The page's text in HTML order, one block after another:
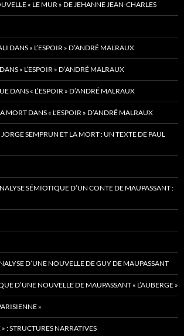
« LE MUR » DE JEHANNE JEAN-CHARLES
DANS « L’ESPOIR » D’ANDRÉ MALRAUX
« L’ESPOIR » D’ANDRÉ MALRAUX
DANS « L’ESPOIR » D’ANDRÉ MALRAUX
MORT DANS « L’ESPOIR » D’ANDRÉ MALRAUX
SEMPRUN ET LA MORT : UN TEXTE DE PAUL
SÉMIOTIQUE D’UN CONTE DE MAUPASSANT :
D’UNE NOUVELLE DE GUY DE MAUPASSANT
D’UNE NOUVELLE DE MAUPASSANT « L’AUBERGE »
»
: STRUCTURES NARRATIVES